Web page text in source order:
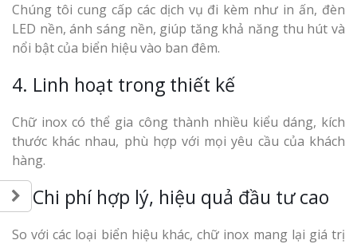
Chúng tôi cung cấp các dịch vụ đi kèm như in ấn, đèn
LED nền, ánh sáng nền, giúp tăng khả năng thu hút và
nổi bật của biển hiệu vào ban đêm.
4. Linh hoạt trong thiết kế
Chữ inox có thể gia công thành nhiều kiểu dáng, kích
thước khác nhau, phù hợp với mọi yêu cầu của khách
hàng.
5. Chi phí hợp lý, hiệu quả đầu tư cao
So với các loại biển hiệu khác, chữ inox mang lại giá trị